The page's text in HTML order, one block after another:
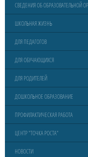
СВЕДЕНИЯ ОБ ОБРАЗОВАТЕЛЬНОЙ
ШКОЛЬНАЯ ЖИЗНЬ
ДЛЯ ПЕДАГОГОВ
ДЛЯ ОБУЧАЮЩИХСЯ
ДЛЯ РОДИТЕЛЕЙ
ДОШКОЛЬНОЕ ОБРАЗОВАНИЕ
ПРОФИЛАКТИЧЕСКАЯ РАБОТА
ЦЕНТР "ТОЧКА РОСТА"
НОВОСТИ